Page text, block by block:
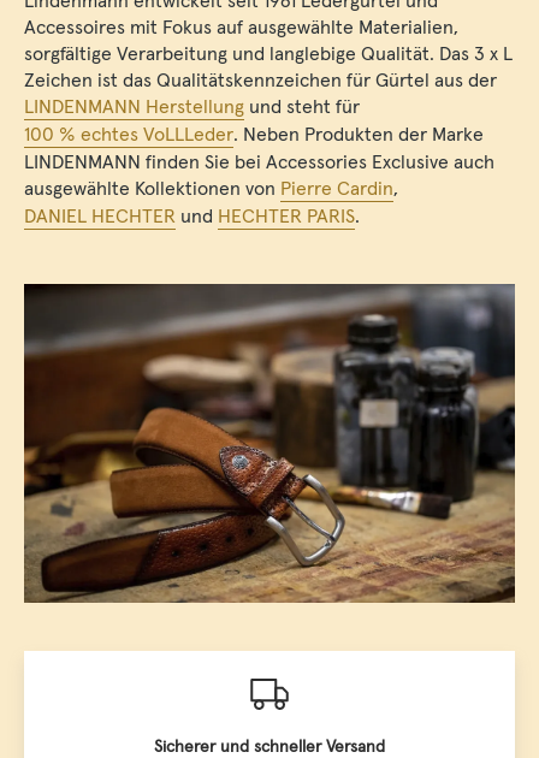
Accessoires mit Fokus auf ausgewählte Materialien,
sorgfältige Verarbeitung und langlebige Qualität. Das 3 x L
Zeichen ist das Qualitätskennzeichen für Gürtel aus der
LINDENMANN Herstellung und steht für
100 % echtes VoLLLeder. Neben Produkten der Marke
LINDENMANN finden Sie bei Accessories Exclusive auch
ausgewählte Kollektionen von Pierre Cardin,
DANIEL HECHTER und HECHTER PARIS.
Sicherer und schneller Versand